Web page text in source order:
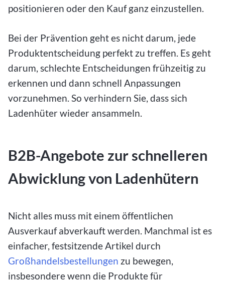
positionieren oder den Kauf ganz einzustellen.
Bei der Prävention geht es nicht darum, jede
Produktentscheidung perfekt zu treffen. Es geht
darum, schlechte Entscheidungen frühzeitig zu
erkennen und dann schnell Anpassungen
vorzunehmen. So verhindern Sie, dass sich
Ladenhüter wieder ansammeln.
B2B-Angebote zur schnelleren
Abwicklung von Ladenhütern
Nicht alles muss mit einem öffentlichen
Ausverkauf abverkauft werden. Manchmal ist es
einfacher, festsitzende Artikel durch
Großhandelsbestellungen zu bewegen,
insbesondere wenn die Produkte für